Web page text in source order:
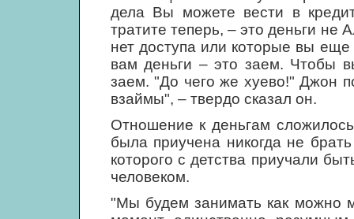
дела Вы можете вести в
тратите теперь, – это деньги не
нет доступа или которые вы
вам деньги – это заем. Чтобы
заем. "До чего же хуево!" Джон
взаймы", – твердо сказал он.
Отношение к деньгам
была приучена никогда не
которого с детства приучали
человеком.
"Мы будем занимать как можно